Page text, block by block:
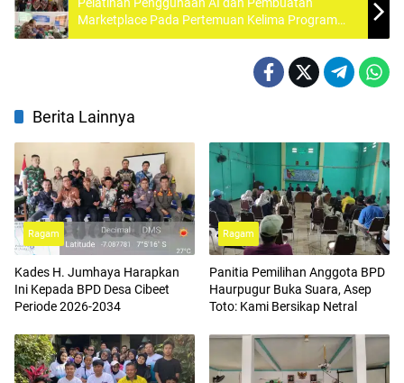
Marketplace Pada Pertemuan Kelima Program
Paradaya Movement
Berita Lainnya
Ragam
Kades H. Jumhaya Harapkan
Ini Kepada BPD Desa Cibeet
Periode 2026-2034
Ragam
Panitia Pemilihan Anggota BPD
Haurpugur Buka Suara, Asep
Toto: Kami Bersikap Netral